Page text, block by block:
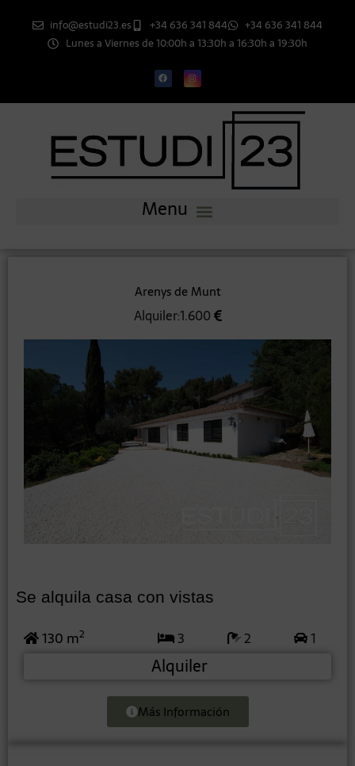
info@estudi23.es +34 636 341 844
+34 636 341 844
Lunes a Viernes de 10:00h a 13:30h a 16:30h a 19:30h
Arenys de Munt
Alquiler:1.600
Se alquila casa con vistas
130 m2 3 2 1
Alquiler
Más Información